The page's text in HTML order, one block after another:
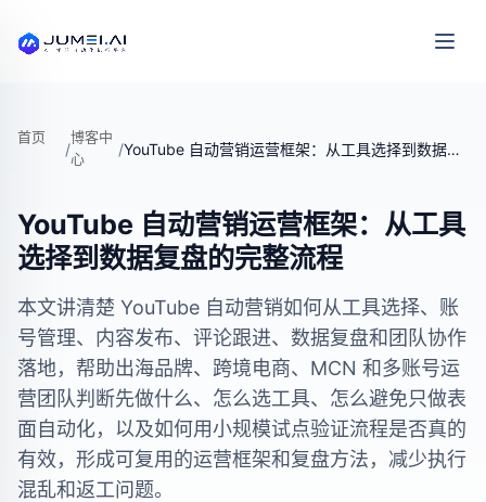
首页
/
博客中
心
/ YouTube 自动营销运营框架：从工具选择到数据复盘的完整流程
YouTube 自动营销运营框架：从工具
选择到数据复盘的完整流程
本文讲清楚 YouTube 自动营销如何从工具选择、账
号管理、内容发布、评论跟进、数据复盘和团队协作
落地，帮助出海品牌、跨境电商、MCN 和多账号运
营团队判断先做什么、怎么选工具、怎么避免只做表
面自动化，以及如何用小规模试点验证流程是否真的
有效，形成可复用的运营框架和复盘方法，减少执行
混乱和返工问题。